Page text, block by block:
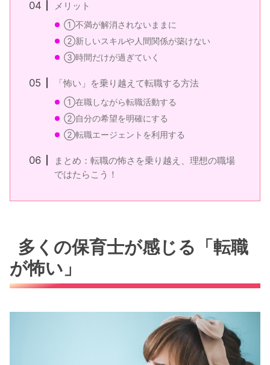
メリット
①不満が解消されないままに
②新しいスキルや人間関係が築けない
③時間だけが過ぎていく
「怖い」を乗り越えて転職する方法
①在職しながら転職活動する
②自分の希望を明確にする
②転職エージェントを利用する
まとめ：転職の怖さを乗り越え、理想の職場
ではたらこう！
多くの保育士が感じる「転職
が怖い」